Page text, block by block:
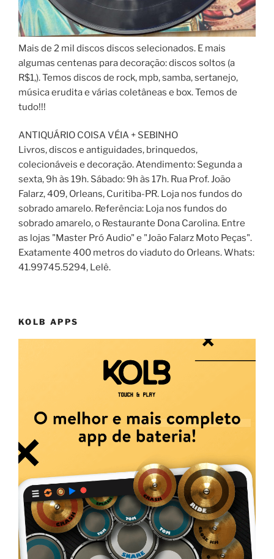
Mais de 2 mil discos discos selecionados. E mais
algumas centenas para decoração: discos soltos (a
R$1,). Temos discos de rock, mpb, samba, sertanejo,
música erudita e várias coletâneas e box. Temos de
tudo!!!
ANTIQUÁRIO COISA VÉIA + SEBINHO
Livros, discos e antiguidades, brinquedos,
colecionáveis e decoração. Atendimento: Segunda a
sexta, 9h às 19h. Sábado: 9h às 17h. Rua Prof. João
Falarz, 409, Orleans, Curitiba-PR. Loja nos fundos do
sobrado amarelo. Referência: Loja nos fundos do
sobrado amarelo, o Restaurante Dona Carolina. Entre
as lojas "Master Pró Audio" e "João Falarz Moto Peças".
Exatamente 400 metros do viaduto do Orleans. Whats:
41.99745.5294, Lelê.
KOLB APPS